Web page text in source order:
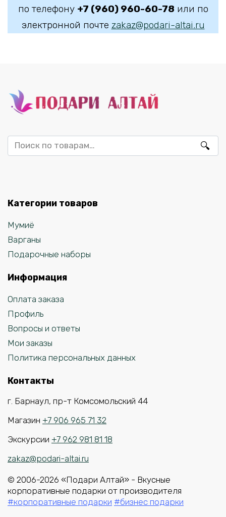
по телефону +7 (960) 960-60-78 или по
электронной почте zakaz@podari-altai.ru
Искать:
Категории товаров
Мумиё
Варганы
Подарочные наборы
Информация
Оплата заказа
Профиль
Вопросы и ответы
Мои заказы
Политика персональных данных
Контакты
г. Барнаул, пр-т Комсомольский 44
Магазин +7 906 965 71 32
Экскурсии +7 962 981 81 18
zakaz@podari-altai.ru
© 2006-2026 «Подари Алтай» - Вкусные
корпоративные подарки от производителя
#корпоративные подарки #бизнес подарки